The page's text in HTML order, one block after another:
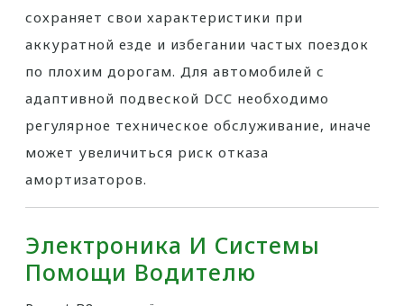
сохраняет свои характеристики при
аккуратной езде и избегании частых поездок
по плохим дорогам. Для автомобилей с
адаптивной подвеской DCC необходимо
регулярное техническое обслуживание, иначе
может увеличиться риск отказа
амортизаторов.
Электроника И Системы
Помощи Водителю